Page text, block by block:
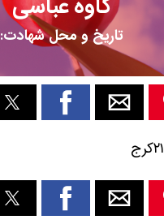
کاوه عباسی
تاریخ و محل شهادت:
۲۱کرج